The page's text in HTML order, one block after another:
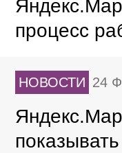
процесс
НОВОСТИ 24